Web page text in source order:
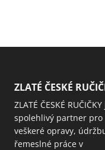
ZLATÉ ČESKÉ
ZLATÉ ČESKÉ
spolehlivý partner pro
veškeré opravy,
řemeslné práce v